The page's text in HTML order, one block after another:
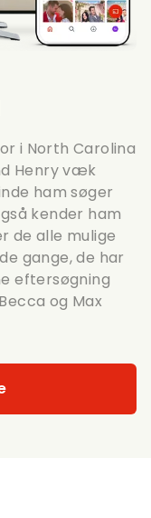
i North Carolina
Henry væk
ham søger
kender ham
de alle mulige
gange, de har
eftersøgning
og Max